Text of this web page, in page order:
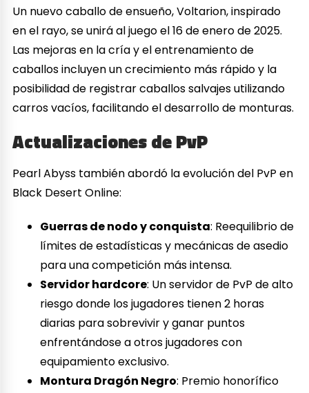
Un nuevo caballo de ensueño, Voltarion, inspirado
en el rayo, se unirá al juego el 16 de enero de 2025.
Las mejoras en la cría y el entrenamiento de
caballos incluyen un crecimiento más rápido y la
posibilidad de registrar caballos salvajes utilizando
carros vacíos, facilitando el desarrollo de monturas.
Actualizaciones de PvP
Pearl Abyss también abordó la evolución del PvP en
Black Desert Online:
Guerras de nodo y conquista: Reequilibrio de
límites de estadísticas y mecánicas de asedio
para una competición más intensa.
Servidor hardcore: Un servidor de PvP de alto
riesgo donde los jugadores tienen 2 horas
diarias para sobrevivir y ganar puntos
enfrentándose a otros jugadores con
equipamiento exclusivo.
Montura Dragón Negro: Premio honorífico